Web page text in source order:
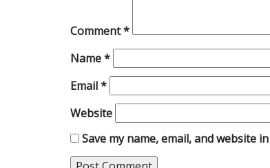
Comment*
Name*
Email*
Website
Save my name, email, and website